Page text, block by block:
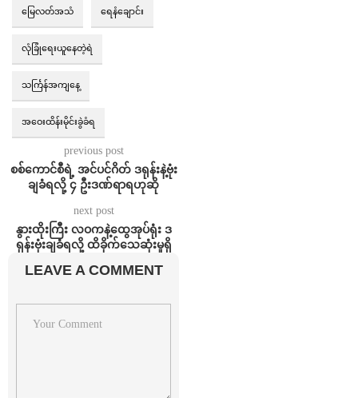
မြေလတ်အသံ ရေနံချောင်း
လုံခြုံရေးယူနေတဲ့ရဲ
သင်္ကြန်အကျနေ့
အဝေးထိန်းမိုင်းခွဲခံရ
previous post
စစ်ကောင်စီရဲ့ အင်ပင်ဂိတ် ဒရုန်းနဲ့ဗုံး
ချခံရလို့ ၄ ဦးဒဏ်ရာရဟုဆို
next post
နွားထိုးကြီး လဝကနဲ့ထွေအုပ်ရုံး ဒ
ရုန်းဗုံးချခံရလို့ ထိခိုက်သေဆုံးမှုရှိ
LEAVE A COMMENT